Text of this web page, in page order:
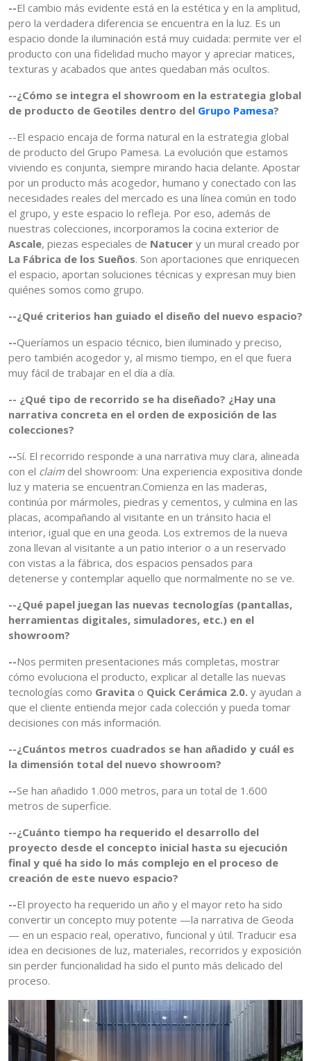
--El cambio más evidente está en la estética y en la amplitud,
pero la verdadera diferencia se encuentra en la luz. Es un
espacio donde la iluminación está muy cuidada: permite ver el
producto con una fidelidad mucho mayor y apreciar matices,
texturas y acabados que antes quedaban más ocultos.
--¿Cómo se integra el showroom en la estrategia global
de producto de Geotiles dentro del Grupo Pamesa?
--El espacio encaja de forma natural en la estrategia global
de producto del Grupo Pamesa. La evolución que estamos
viviendo es conjunta, siempre mirando hacia delante. Apostar
por un producto más acogedor, humano y conectado con las
necesidades reales del mercado es una línea común en todo
el grupo, y este espacio lo refleja. Por eso, además de
nuestras colecciones, incorporamos la cocina exterior de
Ascale, piezas especiales de Natucer y un mural creado por
La Fábrica de los Sueños. Son aportaciones que enriquecen
el espacio, aportan soluciones técnicas y expresan muy bien
quiénes somos como grupo.
--¿Qué criterios han guiado el diseño del nuevo espacio?
--Queríamos un espacio técnico, bien iluminado y preciso,
pero también acogedor y, al mismo tiempo, en el que fuera
muy fácil de trabajar en el día a día.
-- ¿Qué tipo de recorrido se ha diseñado? ¿Hay una
narrativa concreta en el orden de exposición de las
colecciones?
--Sí. El recorrido responde a una narrativa muy clara, alineada
con el claim del showroom: Una experiencia expositiva donde
luz y materia se encuentran.Comienza en las maderas,
continúa por mármoles, piedras y cementos, y culmina en las
placas, acompañando al visitante en un tránsito hacia el
interior, igual que en una geoda. Los extremos de la nueva
zona llevan al visitante a un patio interior o a un reservado
con vistas a la fábrica, dos espacios pensados para
detenerse y contemplar aquello que normalmente no se ve.
--¿Qué papel juegan las nuevas tecnologías (pantallas,
herramientas digitales, simuladores, etc.) en el
showroom?
--Nos permiten presentaciones más completas, mostrar
cómo evoluciona el producto, explicar al detalle las nuevas
tecnologías como Gravita o Quick Cerámica 2.0. y ayudan a
que el cliente entienda mejor cada colección y pueda tomar
decisiones con más información.
--¿Cuántos metros cuadrados se han añadido y cuál es
la dimensión total del nuevo showroom?
--Se han añadido 1.000 metros, para un total de 1.600
metros de superficie.
--¿Cuánto tiempo ha requerido el desarrollo del
proyecto desde el concepto inicial hasta su ejecución
final y qué ha sido lo más complejo en el proceso de
creación de este nuevo espacio?
--El proyecto ha requerido un año y el mayor reto ha sido
convertir un concepto muy potente —la narrativa de Geoda
— en un espacio real, operativo, funcional y útil. Traducir esa
idea en decisiones de luz, materiales, recorridos y exposición
sin perder funcionalidad ha sido el punto más delicado del
proceso.